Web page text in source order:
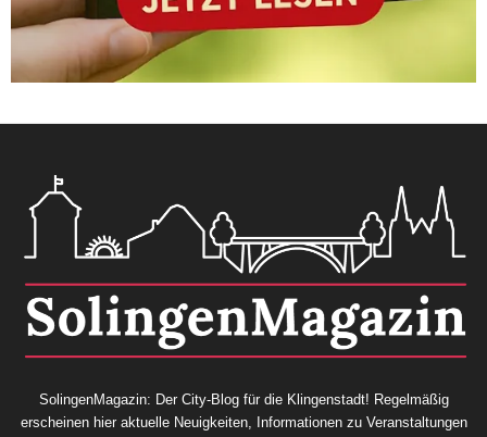
SolingenMagazin: Der City-Blog für die Klingenstadt! Regelmäßig
erscheinen hier aktuelle Neuigkeiten, Informationen zu Veranstaltungen